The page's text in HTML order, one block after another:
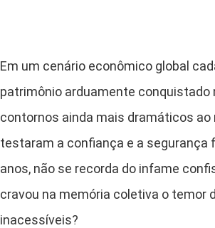
Em um cenário econômico global
patrimônio arduamente conquistado
contornos ainda mais dramáticos
testaram a confiança e a segurança
anos, não se recorda do infame
cravou na memória coletiva o temor
inacessíveis?